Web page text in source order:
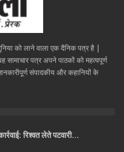
को लाने वाला एक दैनिक पत्र है |
पत्र अपने पाठकों को महत्वपूर्ण
संपादकीय और कहानियों के
रिश्वत लेते पटवारी…